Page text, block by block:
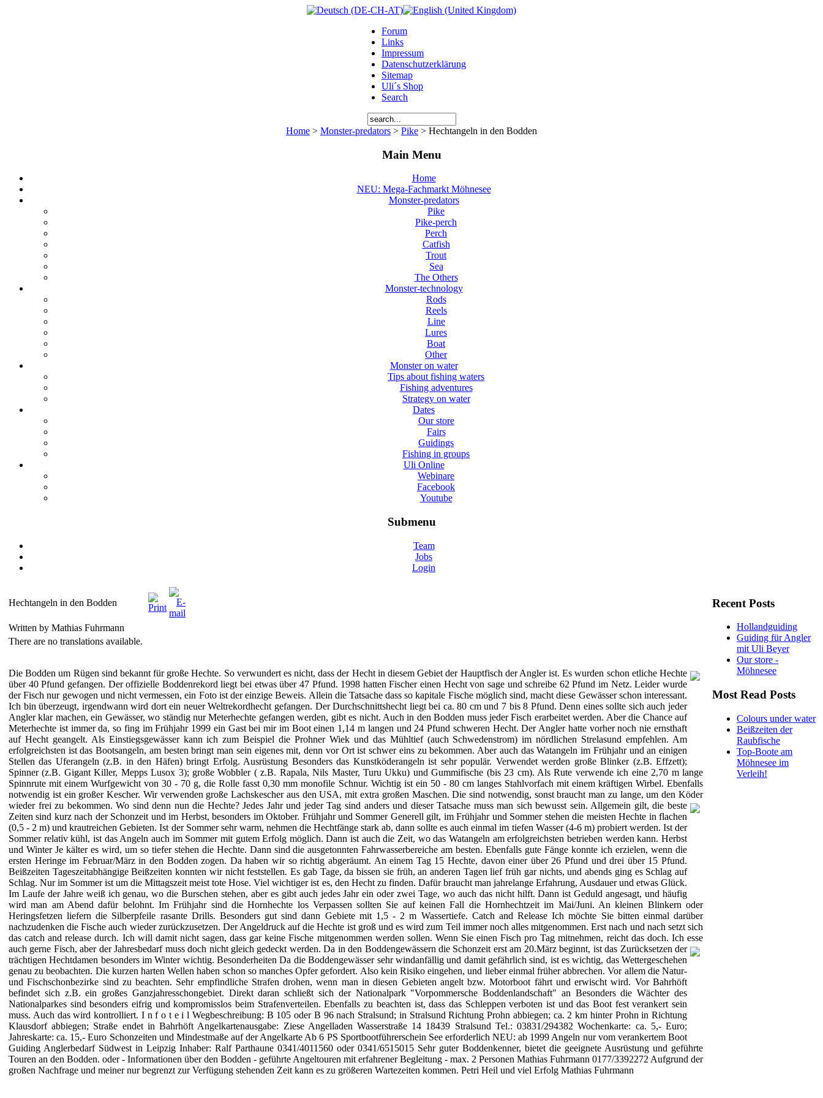
Forum
Links
Impressum
Datenschutzerklärung
Sitemap
Uli´s Shop
Search
Home > Monster-predators > Pike > Hechtangeln in den Bodden
Main Menu
Home
NEU: Mega-Fachmarkt Möhnesee
Monster-predators
Pike
Pike-perch
Perch
Catfish
Trout
Sea
The Others
Monster-technology
Rods
Reels
Line
Lures
Boat
Other
Monster on water
Tips about fishing waters
Fishing adventures
Strategy on water
Dates
Our store
Fairs
Guidings
Fishing in groups
Uli Online
Webinare
Facebook
Youtube
Submenu
Team
Jobs
Login
Hechtangeln in den Bodden
Written by Mathias Fuhrmann
There are no translations available.
Die Bodden um Rügen sind bekannt für große Hechte. So verwundert es nicht, dass der Hecht in diesem Gebiet der Hauptfisch der Angler ist. Es wurden schon etliche Hechte
über 40 Pfund gefangen. Der offizielle Boddenrekord liegt bei etwas über 47 Pfund. 1998 hatten Fischer einen Hecht von sage und schreibe 62 Pfund im Netz. Leider wurde
der Fisch nur gewogen und nicht vermessen, ein Foto ist der einzige Beweis. Allein die Tatsache dass so kapitale Fische möglich sind, macht diese Gewässer schon interessant.
Ich bin überzeugt, irgendwann wird dort ein neuer Weltrekordhecht gefangen. Der Durchschnittshecht liegt bei ca. 80 cm und 7 bis 8 Pfund. Denn eines sollte sich auch jeder
Angler klar machen, ein Gewässer, wo ständig nur Meterhechte gefangen werden, gibt es nicht. Auch in den Bodden muss jeder Fisch erarbeitet werden. Aber die Chance auf
Meterhechte ist immer da, so fing im Frühjahr 1999 ein Gast bei mir im Boot einen 1,14 m langen und 24 Pfund schweren Hecht. Der Angler hatte vorher noch nie ernsthaft
auf Hecht geangelt. Als Einstiegsgewässer kann ich zum Beispiel die Prohner Wiek und das Mühltief (auch Schwedenstrom) im nördlichen Strelasund empfehlen. Am
erfolgreichsten ist das Bootsangeln, am besten bringt man sein eigenes mit, denn vor Ort ist schwer eins zu bekommen. Aber auch das Watangeln im Frühjahr und an einigen
Stellen das Uferangeln (z.B. in den Häfen) bringt Erfolg. Ausrüstung Besonders das Kunstköderangeln ist sehr populär. Verwendet werden große Blinker (z.B. Effzett);
Spinner (z.B. Gigant Killer, Mepps Lusox 3); große Wobbler ( z.B. Rapala, Nils Master, Turu Ukku) und Gummifische (bis 23 cm). Als Rute verwende ich eine 2,70 m lange
Spinnrute mit einem Wurfgewicht von 30 - 70 g, die Rolle fasst 0,30 mm monofile Schnur. Wichtig ist ein 50 - 80 cm langes Stahlvorfach mit einem kräftigen Wirbel. Ebenfalls
notwendig ist ein großer Kescher. Wir verwenden große Lachskescher aus den USA, mit extra großen Maschen. Die sind notwendig, sonst braucht man zu lange, um den Köder
wieder frei zu bekommen. Wo sind denn nun die Hechte? Jedes Jahr und jeder Tagsind anders und dieser Tatsache muss man sich bewusst sein. Allgemein gilt, die beste
Zeiten sind kurz nach der Schonzeit und im Herbst, besonders im Oktober. Frühjahr und Sommer Generell gilt, im Frühjahr und Sommer stehen die meisten Hechte in flachen
(0,5 - 2 m) und krautreichen Gebieten. Ist der Sommer sehr warm, nehmen die Hechtfänge stark ab, dann sollte es auch einmal im tiefen Wasser (4-6 m) probiert werden. Ist der
Sommer relativ kühl, ist das Angeln auch im Sommer mit gutem Erfolg möglich. Dann ist auch die Zeit, wo das Watangeln am erfolgreichsten betrieben werden kann. Herbst
und Winter Je kälter es wird, um so tiefer stehen die Hechte. Dann sind die ausgetonnten Fahrwasserbereiche am besten. Ebenfalls gute Fänge konnte ich erzielen, wenn die
ersten Heringe im Februar/März in den Bodden zogen. Da haben wir so richtig abgeräumt. An einem Tag 15 Hechte, davon einer über 26 Pfund und drei über 15 Pfund.
Beißzeiten Tageszeitabhängige Beißzeiten konnten wir nicht feststellen. Es gab Tage, da bissen sie früh, an anderen Tagen lief früh gar nichts, und abends ging es Schlag auf
Schlag. Nur im Sommer ist um die Mittagszeit meist tote Hose. Viel wichtiger ist es, den Hecht zu finden. Dafür braucht man jahrelange Erfahrung, Ausdauer und etwas Glück.
Im Laufe der Jahre weiß ich genau, wo die Burschen stehen, aber es gibt auch jedes Jahr ein oder zwei Tage, wo auch das nicht hilft. Dann ist Geduld angesagt, und häufig
wird man am Abend dafür belohnt. Im Frühjahr sind die Hornhechte los Verpassen sollten Sie auf keinen Fall die Hornhechtzeit im Mai/Juni. An kleinen Blinkern oder
Heringsfetzen liefern die Silberpfeile rasante Drills. Besonders gut sind dann Gebiete mit 1,5 - 2 m Wassertiefe. Catch and Release Ich möchte Sie bitten einmal darüber
nachzudenken die Fische auch wieder zurückzusetzen. Der Angeldruck auf die Hechte ist groß und es wird zum Teil immer noch alles mitgenommen. Erst nach und nach setzt sich
das catch and release durch. Ich will damit nicht sagen, dass gar keine Fische mitgenommen werden sollen. Wenn Sie einen Fisch pro Tag mitnehmen, reicht das doch. Ich esse
auch gerne Fisch, aber der Jahresbedarf mussdoch nicht gleich gedeckt werden. Da in den Boddengewässern die Schonzeit erst am 20.März beginnt, ist das Zurücksetzen der
trächtigen Hechtdamen besonders im Winter wichtig. Besonderheiten Da die Boddengewässer sehr windanfällig und damit gefährlich sind, ist es wichtig, das Wettergeschehen
genau zu beobachten. Die kurzen harten Wellen haben schon so manches Opfer gefordert. Also kein Risiko eingehen, und lieber einmal früher abbrechen. Vor allem die Natur-
und Fischschonbezirke sind zu beachten. Sehr empfindliche Strafen drohen, wenn man in diesen Gebieten angelt bzw. Motorboot fährt und erwischt wird. Vor Bahrhöft
befindet sich z.B. ein großes Ganzjahresschongebiet. Direkt daran schließt sich der Nationalpark "Vorpommersche Boddenlandschaft" an Besonders die Wächter des
Nationalparkes sind besonders eifrig und kompromisslos beim Strafenverteilen. Ebenfalls zu beachten ist, dass das Schleppen verboten ist und das Boot fest verankert sein
muss. Auch das wird kontrolliert. I n f o t e i l Wegbeschreibung: B 105 oder B 96 nach Stralsund; in Stralsund Richtung Prohn abbiegen; ca. 2 km hinter Prohn in Richtung
Klausdorf abbiegen; Straße endet in Bahrhöft Angelkartenausgabe: Ziese Angelladen Wasserstraße 14 18439 Stralsund Tel.: 03831/294382 Wochenkarte: ca. 5,- Euro;
Jahreskarte: ca. 15,- Euro Schonzeiten und Mindestmaße auf der Angelkarte Ab 6 PS Sportbootführerschein See erforderlich NEU: ab 1999 Angeln nur vom verankertem Boot
Guiding Anglerbedarf Südwest in Leipzig Inhaber: Ralf Parthaune 0341/4011560 oder 0341/6515015 Sehr guter Boddenkenner, bietet die geeignete Ausrüstung und geführte
Touren an den Bodden. oder - Informationen über den Bodden - geführte Angeltouren mit erfahrener Begleitung - max. 2 Personen Mathias Fuhrmann 0177/3392272 Aufgrund der
großen Nachfrage und meiner nur begrenzt zur Verfügung stehenden Zeit kann es zu größeren Wartezeiten kommen. Petri Heil und viel Erfolg Mathias Fuhrmann
Recent Posts
Hollandguiding
Guiding für Angler
mit Uli Beyer
Our store -
Möhnesee
Most Read Posts
Colours under water
Beißzeiten der
Raubfische
Top-Boote am
Möhnesee im
Verleih!